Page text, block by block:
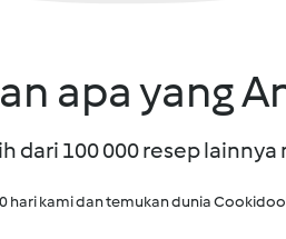
apa yang
dari 100 000 resep
hari kami dan temukan dunia